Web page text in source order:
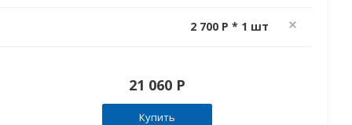
2 700 P * 1 шт
21 060 P
Купить